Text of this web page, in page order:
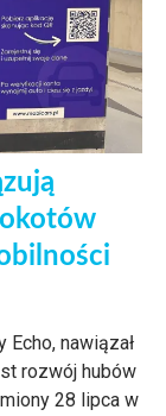
nawiązał
rozwój hubów
28 lipca w